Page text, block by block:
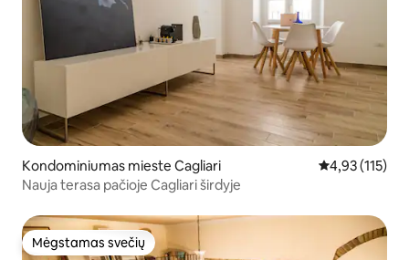
Kondominiumas mieste Cagliari Vidutinis
4,93 (115)
Nauja terasa pačioje Cagliari širdyje
Mėgstamas svečių
Mėgstamas svečių